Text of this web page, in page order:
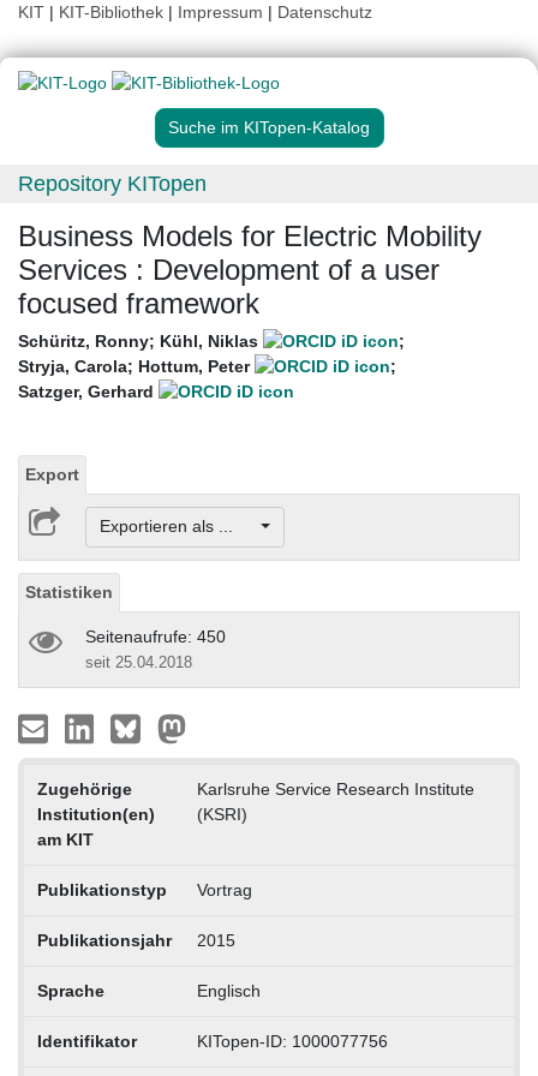
KIT | KIT-Bibliothek | Impressum | Datenschutz
Suche im KITopen-Katalog
Repository KITopen
Business Models for Electric Mobility
Services : Development of a user
focused framework
Schüritz, Ronny; Kühl, Niklas
;
Stryja, Carola; Hottum, Peter
;
Satzger, Gerhard
Export
Exportieren als ...
Statistiken
Seitenaufrufe: 450
seit 25.04.2018
Zugehörige
Institution(en)
am KIT
Karlsruhe Service Research Institute
(KSRI)
Publikationstyp Vortrag
Publikationsjahr 2015
Sprache Englisch
Identifikator KITopen-ID: 1000077756